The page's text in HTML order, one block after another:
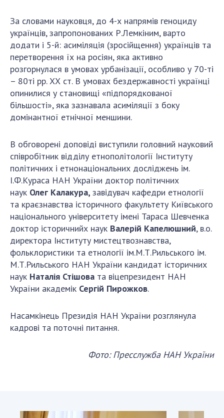
За словами науковця, до 4-х напрямів геноциду
українців, запропонованих Р.Лемкіним, варто
додати і 5-й: асиміляція (зросійщення) українців та
перетворення їх на росіян, яка активно
розгорнулася в умовах урбанізації, особливо у 70-ті
– 80ті рр. ХХ ст. В умовах бездержавності українці
опинилися у становищі «підпорядкованої
більшості», яка зазнавала асиміляції з боку
домінантної етнічної меншини.
В обговорені доповіді виступили головний науковий
співробітник відділу етнополітології Інституту
політичних і етнонаціональних досліджень ім.
І.Ф.Кураса НАН України доктор політичних
наук Олег Калакура, завідувач кафедри етнології
та краєзнавства історичного факультету Київського
національного університету імені Тараса Шевченка
доктор історичнийх наук Валерій Капелюшний, в.о.
директора Інституту мистецтвознавства,
фольклористики та етнології ім.М.Т.Рильського ім.
М.Т.Рильського НАН України кандидат історичних
наук Наталія Стішова та віцепрезидент НАН
України академік Сергій Пирожков.
Насамкінець Президія НАН України розглянула
кадрові та поточні питання.
Фото: Пресслужба НАН України